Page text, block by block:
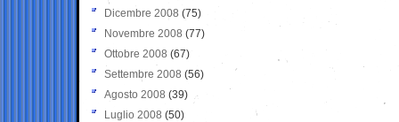
Dicembre 2008 (75)
Novembre 2008 (77)
Ottobre 2008 (67)
Settembre 2008 (56)
Agosto 2008 (39)
Luglio 2008 (50)